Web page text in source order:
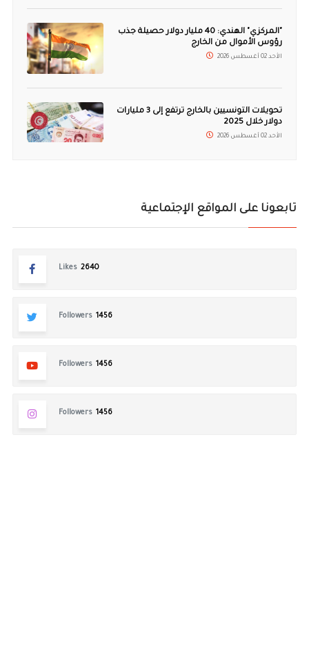
"المركزي" الهندي: 40 مليار دولار حصيلة جذب
رؤوس الأموال من الخارج
الأحد 02 أغسطس 2026
تحويلات التونسيين بالخارج ترتفع إلى 3 مليارات
دولار خلال 2025
الأحد 02 أغسطس 2026
تابعونا على المواقع الإجتماعية
Likes 2640
Followers 1456
Followers 1456
Followers 1456